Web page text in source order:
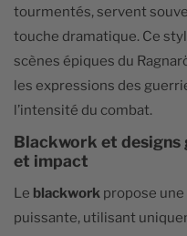
tourmentés, servent
touche dramatique. Ce
scènes épiques du
les expressions des
l’intensité du combat.
Blackwork et
et impact
Le blackwork propose
puissante, utilisant